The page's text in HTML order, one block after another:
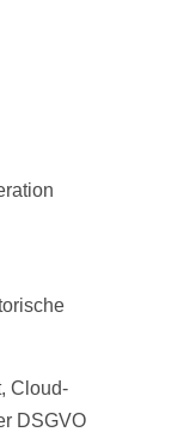
Cloud-
DSGVO